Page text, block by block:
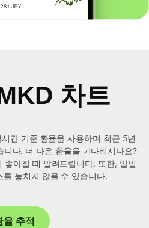
차트
간 기준 환율을 사용하며 최근 5년
다. 더 나은 환율을 기다리시나요?
좋아질 때 알려드립니다. 또한, 일일
를 놓치지 않을 수 있습니다.
율 추적